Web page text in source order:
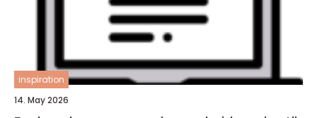
inspiration
14. May 2026